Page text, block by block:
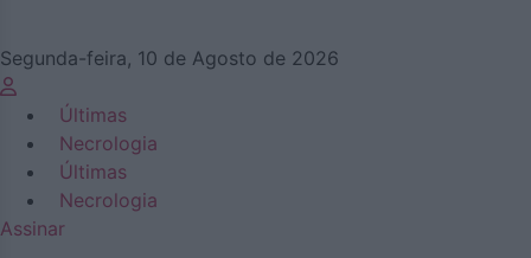
Segunda-feira, 10 de Agosto de 2026
Últimas
Necrologia
Últimas
Necrologia
Assinar